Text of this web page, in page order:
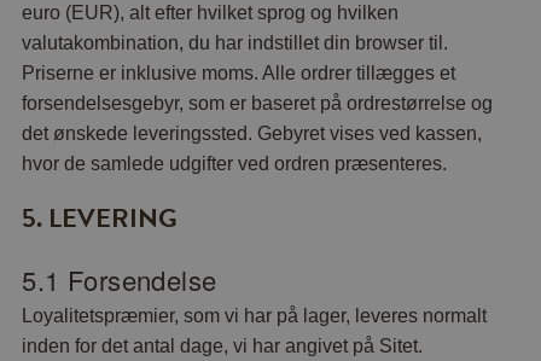
euro (EUR), alt efter hvilket sprog og hvilken
valutakombination, du har indstillet din browser til.
Priserne er inklusive moms. Alle ordrer tillægges et
forsendelsesgebyr, som er baseret på ordrestørrelse og
det ønskede leveringssted. Gebyret vises ved kassen,
hvor de samlede udgifter ved ordren præsenteres.
5. LEVERING
5.1 Forsendelse
Loyalitetspræmier, som vi har på lager, leveres normalt
inden for det antal dage, vi har angivet på Sitet.